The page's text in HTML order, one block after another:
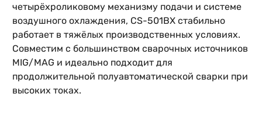
четырёхроликовому механизму подачи и системе
воздушного охлаждения, CS-501BX стабильно
работает в тяжёлых производственных условиях.
Совместим с большинством сварочных источников
MIG/MAG и идеально подходит для
продолжительной полуавтоматической сварки при
высоких токах.